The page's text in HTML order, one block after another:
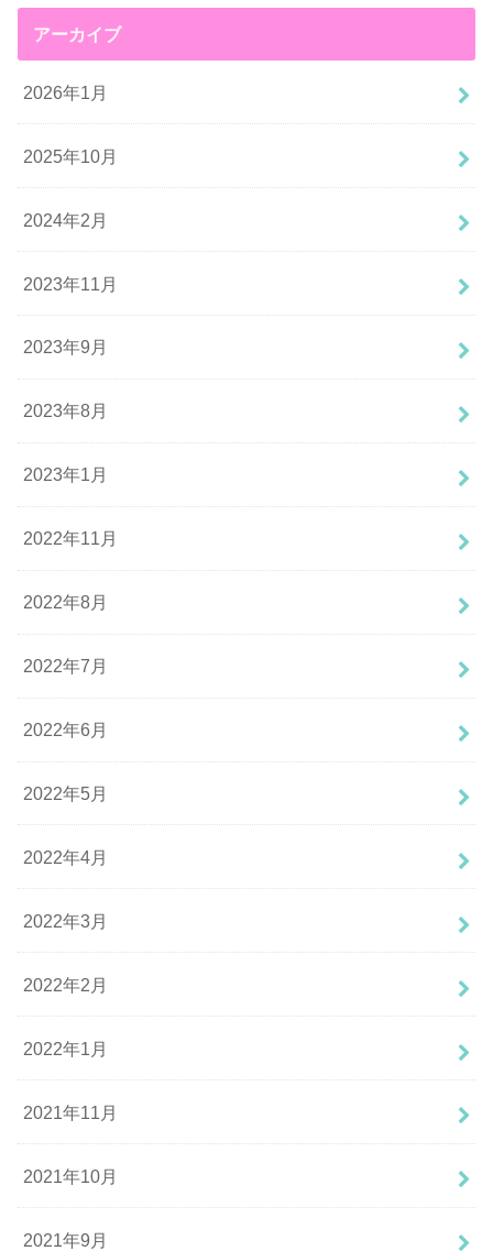
アーカイブ
2026年1月
2025年10月
2024年2月
2023年11月
2023年9月
2023年8月
2023年1月
2022年11月
2022年8月
2022年7月
2022年6月
2022年5月
2022年4月
2022年3月
2022年2月
2022年1月
2021年11月
2021年10月
2021年9月